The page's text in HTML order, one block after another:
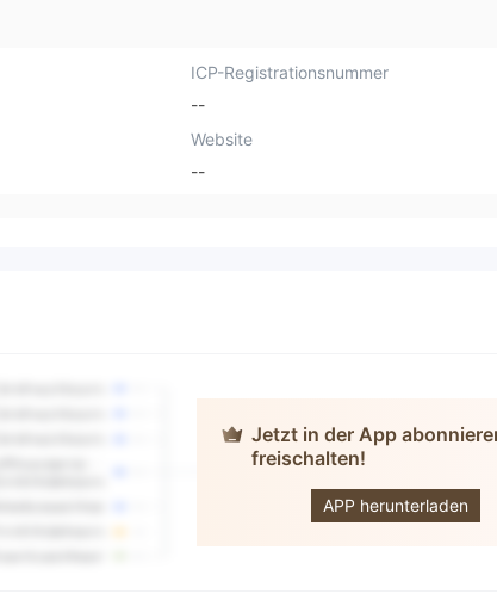
ICP-Registrationsnummer
--
Website
--
Jetzt in der App
freischalten!
APP herunterladen